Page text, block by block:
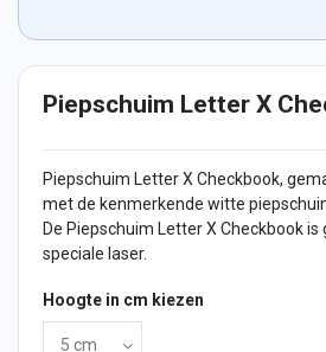
Piepschuim Letter X
Piepschuim Letter X Checkbook,
met de kenmerkende witte
De Piepschuim Letter X Checkbook
speciale laser.
Hoogte in cm kiezen